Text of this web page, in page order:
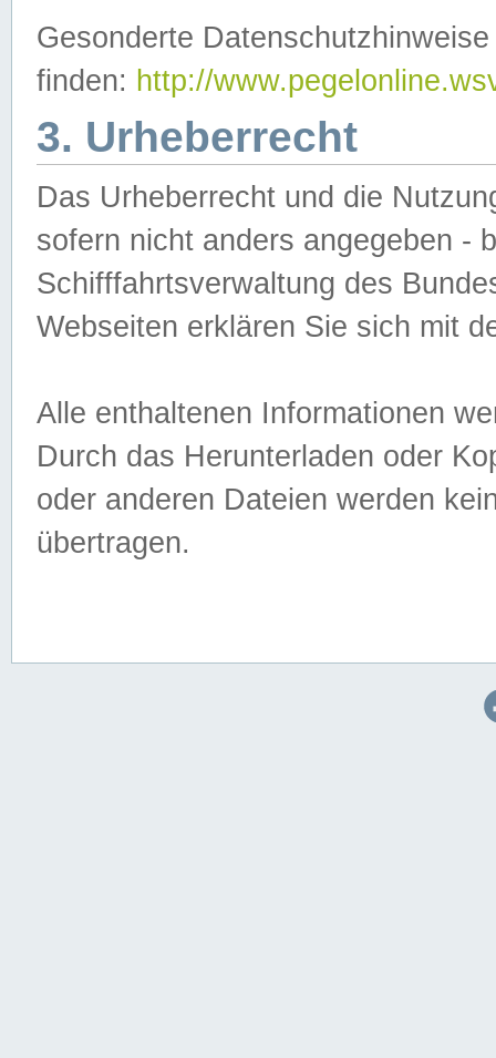
Gesonderte
finden: http://
3. Urheberrecht
Das Urheberrecht und die
sofern nicht anders angegeben -
Schifffahrtsverwaltung des
Webseiten erklären Sie sich mit
Alle enthaltenen Informationen
Durch das Herunterladen oder
oder anderen Dateien werden
übertragen.